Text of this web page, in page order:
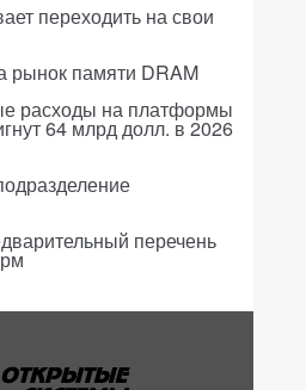
переходить на свои
рынок памяти DRAM
расходы на платформы
64 млрд долл. в 2026
перечень